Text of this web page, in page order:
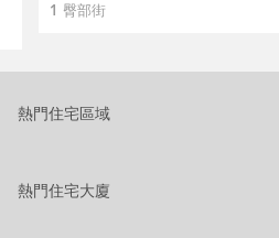
1 臀部街
熱門住宅區域
熱門住宅大廈